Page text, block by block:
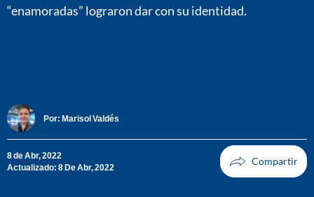
“enamoradas” lograron dar con su identidad.
Por: Marisol Valdés
8 de Abr, 2022
Actualizado: 8 De Abr, 2022